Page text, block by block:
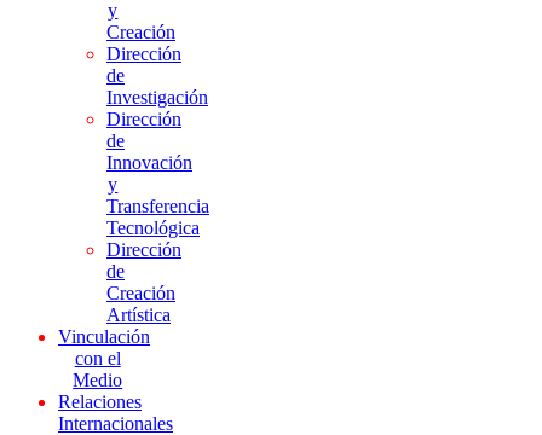
y
Creación
Dirección
de
Investigación
Dirección
de
Innovación
y
Transferencia
Tecnológica
Dirección
de
Creación
Artística
Vinculación
con el
Medio
Relaciones
Internacionales